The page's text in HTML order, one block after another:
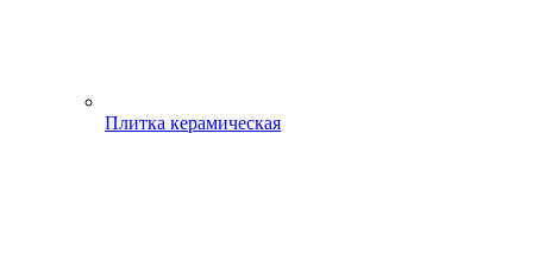
Плитка керамическая